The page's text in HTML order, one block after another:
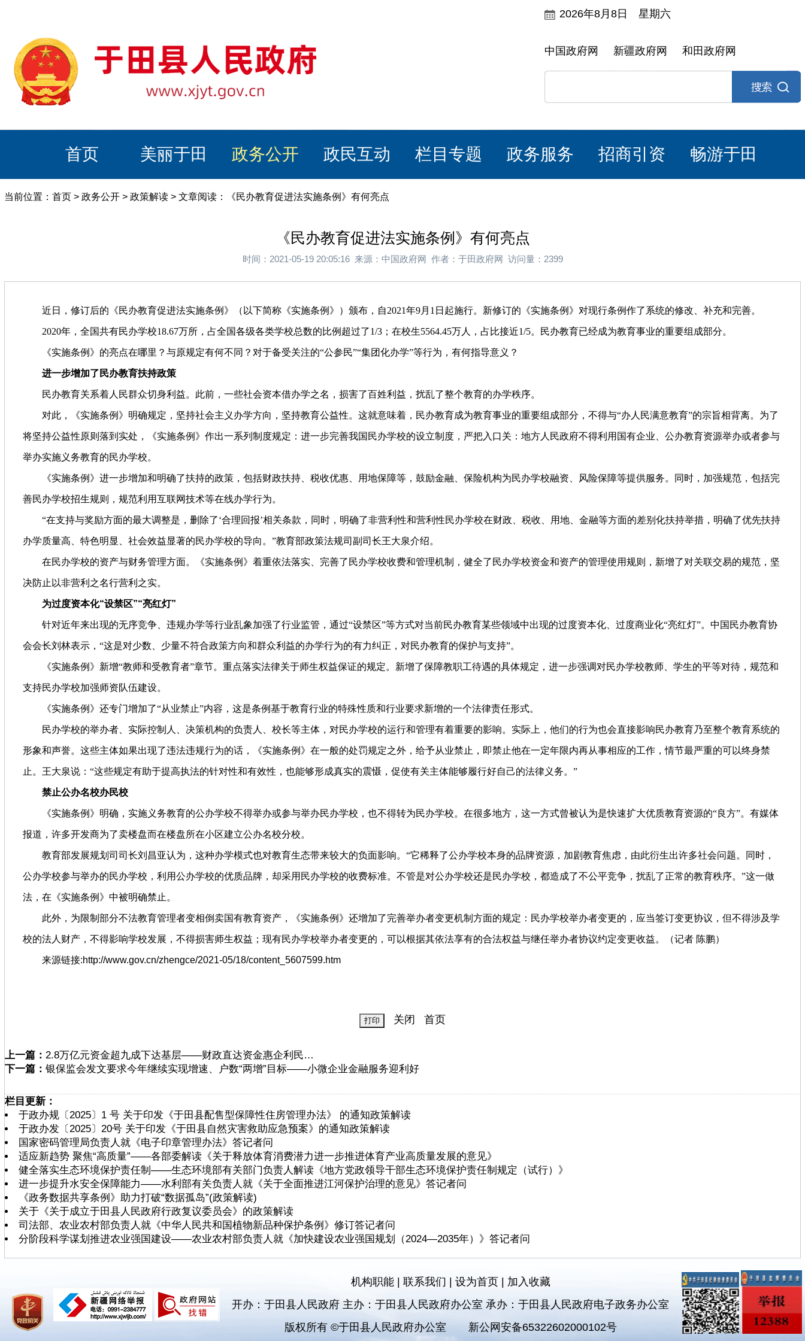
2026年8月8日 星期六
中国政府网 新疆政府网 和田政府网
首页 美丽于田 政务公开 政民互动 栏目专题 政务服务 招商引资 畅游于田
当前位置： 首页 > 政务公开 > 政策解读 > 文章阅读：《民办教育促进法实施条例》有何亮点
《民办教育促进法实施条例》有何亮点
时间：2021-05-19 20:05:16 来源：中国政府网 作者：于田政府网 访问量：2399
近日，修订后的《民办教育促进法实施条例》（以下简称《实施条例》）颁布，自2021年9月1日起施行。新修订的《实施条例》对现行条例作了系统的修改、补充和完善。
2020年，全国共有民办学校18.67万所，占全国各级各类学校总数的比例超过了1/3；在校生5564.45万人，占比接近1/5。民办教育已经成为教育事业的重要组成部分。
《实施条例》的亮点在哪里？与原规定有何不同？对于备受关注的“公参民”“集团化办学”等行为，有何指导意义？
进一步增加了民办教育扶持政策
民办教育关系着人民群众切身利益。此前，一些社会资本借办学之名，损害了百姓利益，扰乱了整个教育的办学秩序。
对此，《实施条例》明确规定，坚持社会主义办学方向，坚持教育公益性。这就意味着，民办教育成为教育事业的重要组成部分，不得与“办人民满意教育”的宗旨相背离。为了
将坚持公益性原则落到实处，《实施条例》作出一系列制度规定：进一步完善我国民办学校的设立制度，严把入口关：地方人民政府不得利用国有企业、公办教育资源举办或者参与
举办实施义务教育的民办学校。
《实施条例》进一步增加和明确了扶持的政策，包括财政扶持、税收优惠、用地保障等，鼓励金融、保险机构为民办学校融资、风险保障等提供服务。同时，加强规范，包括完
善民办学校招生规则，规范利用互联网技术等在线办学行为。
“在支持与奖励方面的最大调整是，删除了‘合理回报’相关条款，同时，明确了非营利性和营利性民办学校在财政、税收、用地、金融等方面的差别化扶持举措，明确了优先扶持
办学质量高、特色明显、社会效益显著的民办学校的导向。”教育部政策法规司副司长王大泉介绍。
在民办学校的资产与财务管理方面。《实施条例》着重依法落实、完善了民办学校收费和管理机制，健全了民办学校资金和资产的管理使用规则，新增了对关联交易的规范，坚
决防止以非营利之名行营利之实。
为过度资本化“设禁区”“亮红灯”
针对近年来出现的无序竞争、违规办学等行业乱象加强了行业监管，通过“设禁区”等方式对当前民办教育某些领域中出现的过度资本化、过度商业化“亮红灯”。中国民办教育协
会会长刘林表示，“这是对少数、少量不符合政策方向和群众利益的办学行为的有力纠正，对民办教育的保护与支持”。
《实施条例》新增“教师和受教育者”章节。重点落实法律关于师生权益保证的规定。新增了保障教职工待遇的具体规定，进一步强调对民办学校教师、学生的平等对待，规范和
支持民办学校加强师资队伍建设。
《实施条例》还专门增加了“从业禁止”内容，这是条例基于教育行业的特殊性质和行业要求新增的一个法律责任形式。
民办学校的举办者、实际控制人、决策机构的负责人、校长等主体，对民办学校的运行和管理有着重要的影响。实际上，他们的行为也会直接影响民办教育乃至整个教育系统的
形象和声誉。这些主体如果出现了违法违规行为的话，《实施条例》在一般的处罚规定之外，给予从业禁止，即禁止他在一定年限内再从事相应的工作，情节最严重的可以终身禁
止。王大泉说：“这些规定有助于提高执法的针对性和有效性，也能够形成真实的震慑，促使有关主体能够履行好自己的法律义务。”
禁止公办名校办民校
《实施条例》明确，实施义务教育的公办学校不得举办或参与举办民办学校，也不得转为民办学校。在很多地方，这一方式曾被认为是快速扩大优质教育资源的“良方”。有媒体
报道，许多开发商为了卖楼盘而在楼盘所在小区建立公办名校分校。
教育部发展规划司司长刘昌亚认为，这种办学模式也对教育生态带来较大的负面影响。“它稀释了公办学校本身的品牌资源，加剧教育焦虑，由此衍生出许多社会问题。同时，
公办学校参与举办的民办学校，利用公办学校的优质品牌，却采用民办学校的收费标准。不管是对公办学校还是民办学校，都造成了不公平竞争，扰乱了正常的教育秩序。”这一做
法，在《实施条例》中被明确禁止。
此外，为限制部分不法教育管理者变相倒卖国有教育资产，《实施条例》还增加了完善举办者变更机制方面的规定：民办学校举办者变更的，应当签订变更协议，但不得涉及学
校的法人财产，不得影响学校发展，不得损害师生权益；现有民办学校举办者变更的，可以根据其依法享有的合法权益与继任举办者协议约定变更收益。 （记者 陈鹏）
来源链接:http://www.gov.cn/zhengce/2021-05/18/content_5607599.htm
关闭 首页
上一篇： 2.8万亿元资金超九成下达基层——财政直达资金惠企利民…
下一篇： 银保监会发文要求今年继续实现增速、户数“两增”目标——小微企业金融服务迎利好
栏目更新：
于政办规〔2025〕1 号 关于印发《于田县配售型保障性住房管理办法》 的通知政策解读
于政办发〔2025〕20号 关于印发《于田县自然灾害救助应急预案》的通知政策解读
国家密码管理局负责人就《电子印章管理办法》答记者问
适应新趋势 聚焦“高质量”——各部委解读《关于释放体育消费潜力进一步推进体育产业高质量发展的意见》
健全落实生态环境保护责任制——生态环境部有关部门负责人解读《地方党政领导干部生态环境保护责任制规定（试行）》
进一步提升水安全保障能力——水利部有关负责人就《关于全面推进江河保护治理的意见》答记者问
《政务数据共享条例》助力打破“数据孤岛”(政策解读)
关于《关于成立于田县人民政府行政复议委员会》的政策解读
司法部、农业农村部负责人就《中华人民共和国植物新品种保护条例》修订答记者问
分阶段科学谋划推进农业强国建设——农业农村部负责人就《加快建设农业强国规划（2024—2035年）》答记者问
机构职能| 联系我们 设为首页| 加入收藏
开办：于田县人民政府 主办：于田县人民政府办公室 承办：于田县人民政府电子政务办公室
版权所有 ©于田县人民政府办公室
新公网安备65322602000102号